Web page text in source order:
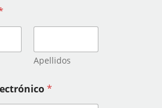
Apellidos
*